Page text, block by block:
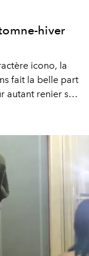
hiver
icono, la
fait la belle part
autant renier ses
de la maison.